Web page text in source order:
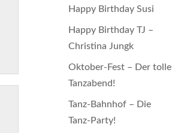
Happy Birthday Susi
Happy Birthday TJ –
Christina Jungk
Oktober-Fest – Der tolle
Tanzabend!
Tanz-Bahnhof – Die
Tanz-Party!